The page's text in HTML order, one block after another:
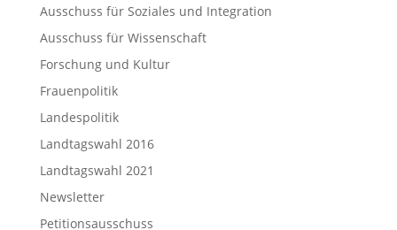
Ausschuss für Soziales und Integration
Ausschuss für Wissenschaft
Forschung und Kultur
Frauenpolitik
Landespolitik
Landtagswahl 2016
Landtagswahl 2021
Newsletter
Petitionsausschuss